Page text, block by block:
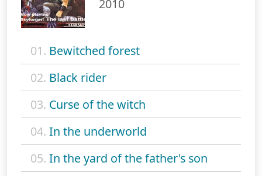
2010
01. Bewitched forest
02. Black rider
03. Curse of the witch
04. In the underworld
05. In the yard of the father's son